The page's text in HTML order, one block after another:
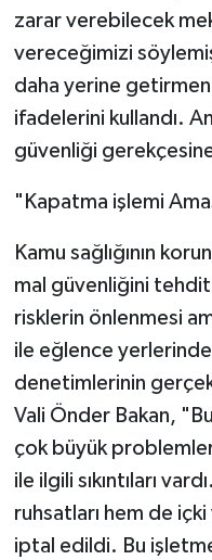
zarar verebilecek
vereceğimizi
daha yerine
ifadelerini kullandı.
güvenliği
"Kapatma işlemi
Kamu sağlığının
mal güvenliğini
risklerin önlenmesi
ile eğlence
denetimlerinin
Vali Önder Bakan,
çok büyük
ile ilgili sıkıntıları
ruhsatları hem de
iptal edildi. Bu